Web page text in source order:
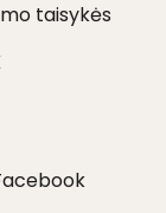
taisykės